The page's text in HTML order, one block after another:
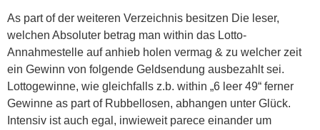
As part of der weiteren Verzeichnis besitzen Die leser,
welchen Absoluter betrag man within das Lotto-
Annahmestelle auf anhieb holen vermag & zu welcher zeit
ein Gewinn von folgende Geldsendung ausbezahlt sei.
Lottogewinne, wie gleichfalls z.b. within „6 leer 49“ ferner
Gewinne as part of Rubbellosen, abhangen unter Glück.
Intensiv ist auch egal, inwieweit parece einander um